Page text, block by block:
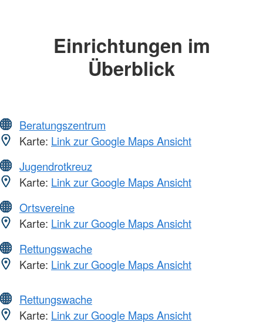
Einrichtungen im
Überblick
Beratungszentrum
Karte: Link zur Google Maps Ansicht
Jugendrotkreuz
Karte: Link zur Google Maps Ansicht
Ortsvereine
Karte: Link zur Google Maps Ansicht
Rettungswache
Karte: Link zur Google Maps Ansicht
Rettungswache
Karte: Link zur Google Maps Ansicht